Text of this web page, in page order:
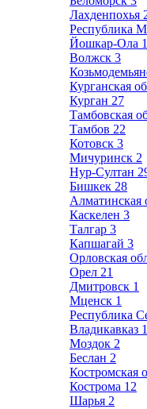
Лахденпохья
Республика
Йошкар-Ола
Волжск 3
Курганская
Курган 27
Тамбовская
Тамбов 22
Котовск 3
Мичуринск 2
Нур-Султан
Бишкек 28
Алматинская
Каскелен 3
Талгар 3
Капшагай 3
Орловская
Орел 21
Дмитровск 1
Мценск 1
Республика
Владикавказ
Моздок 2
Беслан 2
Костромская
Кострома 12
Шарья 2